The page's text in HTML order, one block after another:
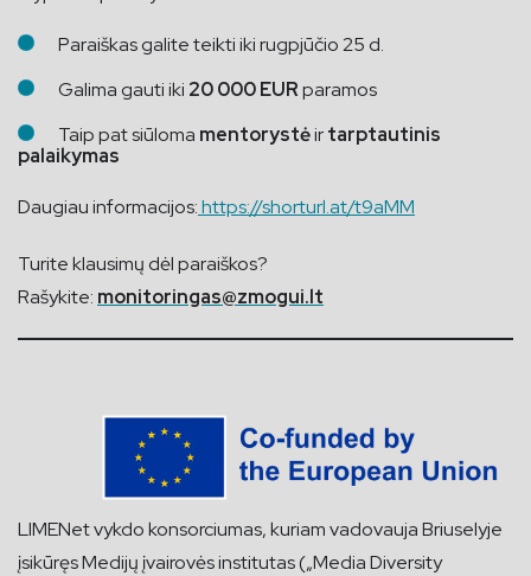
Paraiškas galite teikti iki rugpjūčio 25 d.
Galima gauti iki 20 000 EURparamos
Taip pat siūloma mentorystėirtarptautinis
palaikymas
Daugiau informacijos:https://shorturl.at/t9aMM
Turite klausimų dėl paraiškos?
Rašykite: monitoringas@zmogui.lt
LIMENet vykdo konsorciumas, kuriam vadovauja Briuselyje
įsikūręs Medijų įvairovės institutas („Media Diversity